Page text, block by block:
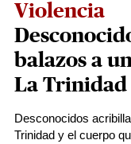
Violencia
balazos a
La Trinidad
Desconocidos
Trinidad y el cuerpo